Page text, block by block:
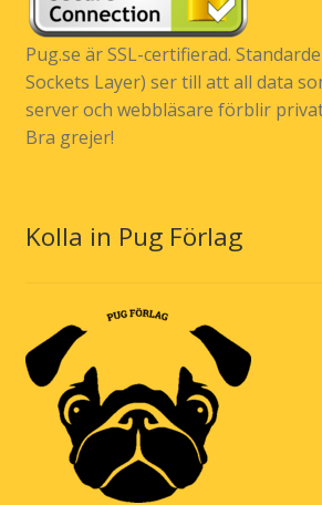
Pug.se är SSL-certifierad.
Sockets Layer) ser till att all data
server och webbläsare förblir
Bra grejer!
Kolla in Pug Förlag